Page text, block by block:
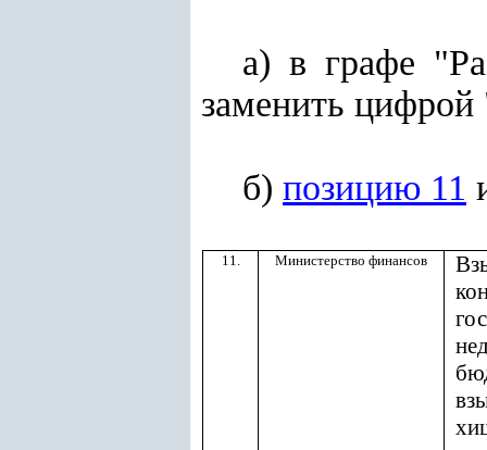
а) в графе
заменить
б) позицию 11
11. Министерство финансов